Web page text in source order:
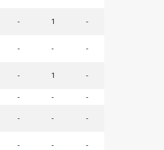
- 1 -
- - -
- 1 -
- - -
- - -
- - -